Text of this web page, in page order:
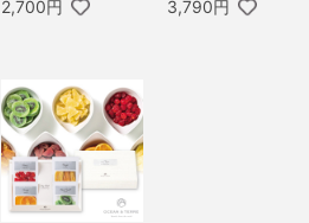
2,700円 3,790円